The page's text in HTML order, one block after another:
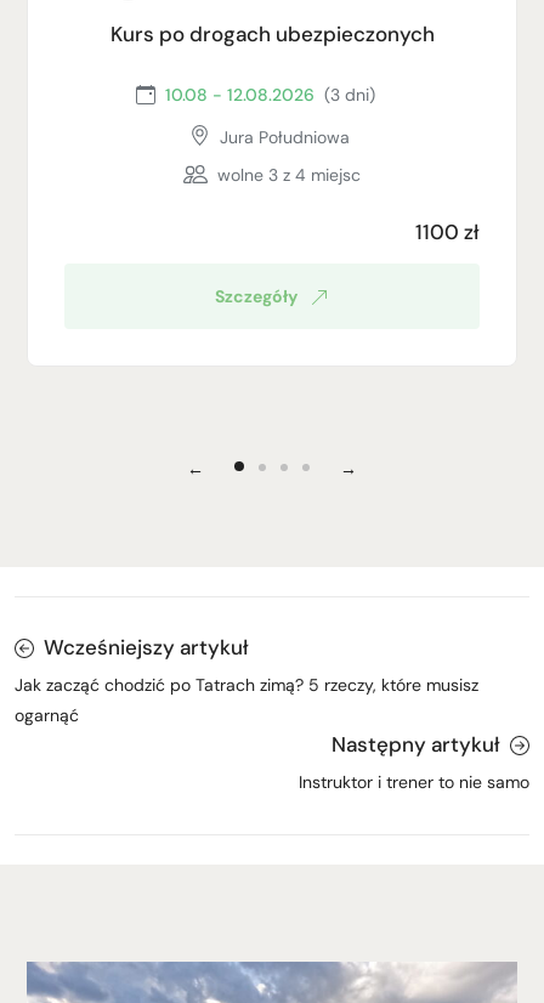
Kurs po drogach ubezpieczonych
10.08 - 12.08.2026 (3 dni)
Jura Południowa
wolne 3 z 4 miejsc
1100 zł
Szczegóły
← →
Wcześniejszy artykuł
Jak zacząć chodzić po Tatrach zimą? 5 rzeczy, które musisz
ogarnąć
Następny artykuł
Instruktor i trener to nie samo